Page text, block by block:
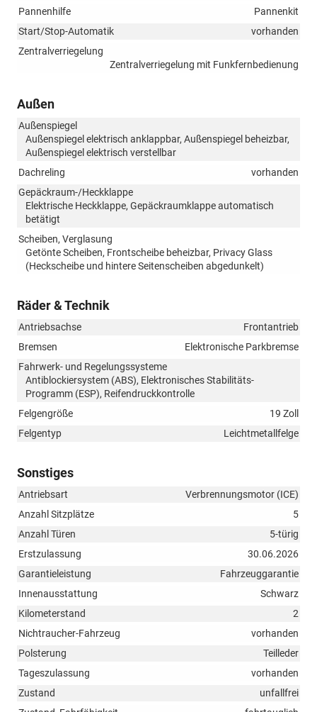
Pannenhilfe
Pannenkit
Start/Stop-Automatik
vorhanden
Zentralverriegelung
Zentralverriegelung mit Funkfernbedienung
Außen
Außenspiegel
Außenspiegel elektrisch anklappbar, Außenspiegel beheizbar,
Außenspiegel elektrisch verstellbar
Dachreling
vorhanden
Gepäckraum-/Heckklappe
Elektrische Heckklappe, Gepäckraumklappe automatisch
betätigt
Scheiben, Verglasung
Getönte Scheiben, Frontscheibe beheizbar, Privacy Glass
(Heckscheibe und hintere Seitenscheiben abgedunkelt)
Räder & Technik
Antriebsachse
Frontantrieb
Bremsen
Elektronische Parkbremse
Fahrwerk- und Regelungssysteme
Antiblockiersystem (ABS), Elektronisches Stabilitäts-
Programm (ESP), Reifendruckkontrolle
Felgengröße
19 Zoll
Felgentyp
Leichtmetallfelge
Sonstiges
Antriebsart
Verbrennungsmotor (ICE)
Anzahl Sitzplätze
5
Anzahl Türen
5-türig
Erstzulassung
30.06.2026
Garantieleistung
Fahrzeuggarantie
Innenausstattung
Schwarz
Kilometerstand
2
Nichtraucher-Fahrzeug
vorhanden
Polsterung
Teilleder
Tageszulassung
vorhanden
Zustand
unfallfrei